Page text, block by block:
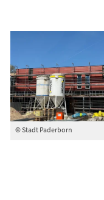
© Stadt Paderborn